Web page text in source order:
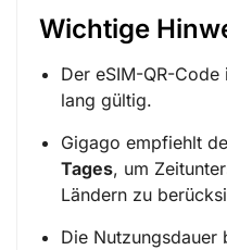
Wichtige
Der eSIM-QR-
lang gültig.
Gigago empfiehlt
Tages, um
Ländern zu
Die Nutzungsdauer